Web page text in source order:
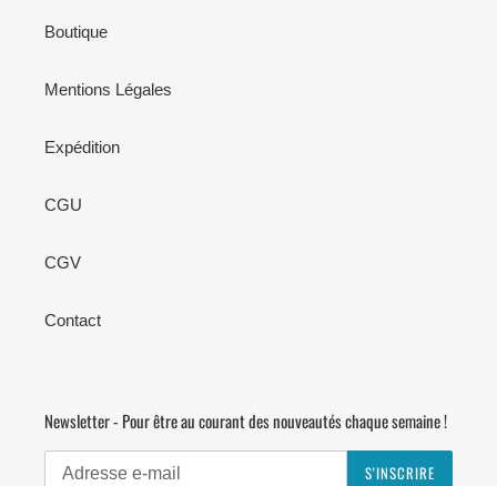
Boutique
Mentions Légales
Expédition
CGU
CGV
Contact
Newsletter - Pour être au courant des nouveautés chaque semaine !
S'INSCRIRE